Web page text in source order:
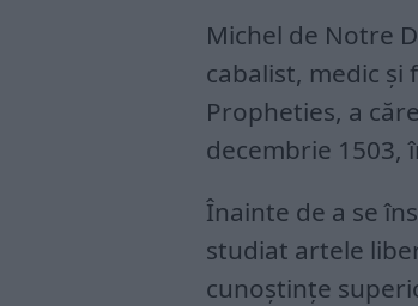
Michel de Notre
cabalist, medic şi
Propheties, a
decembrie 1503,
Înainte de a se
studiat artele
cunoştinţe